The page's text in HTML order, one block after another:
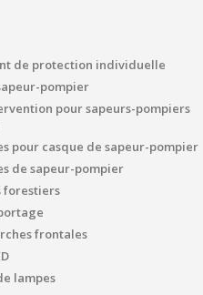
de protection individuelle
pompier
pour sapeurs-pompiers
pour casque de sapeur-pompier
de sapeur-pompier
forestiers
frontales
lampes